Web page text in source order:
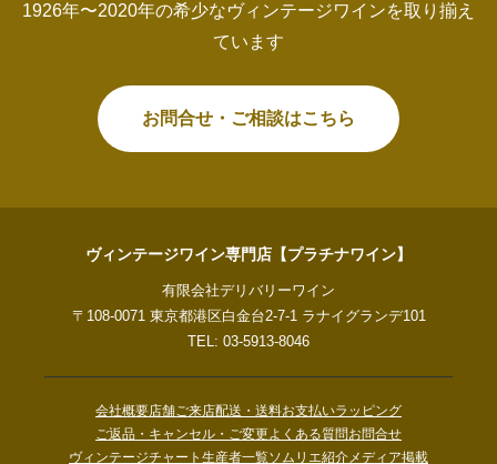
1926年〜2020年の希少なヴィンテージワインを取り揃え
ています
お問合せ・ご相談はこちら
ヴィンテージワイン専門店【プラチナワイン】
有限会社デリバリーワイン
〒108-0071 東京都港区白金台2-7-1 ラナイグランデ101
TEL: 03-5913-8046
会社概要店舗ご来店配送・送料お支払いラッピング
ご返品・キャンセル・ご変更よくある質問お問合せ
ヴィンテージチャート 生産者一覧ソムリエ紹介メディア掲載